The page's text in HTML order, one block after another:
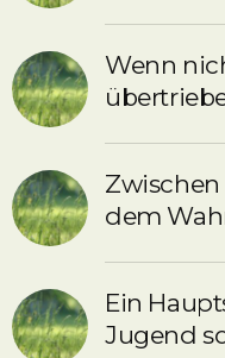
Wenn
dem
Ein
Jugend